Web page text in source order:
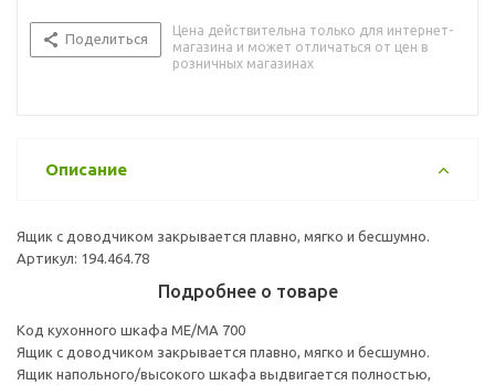
Поделиться
Цена действительна только для интернет-
магазина и может отличаться от цен в
розничных магазинах
Описание
Ящик с доводчиком закрывается плавно, мягко и бесшумно.
Артикул: 194.464.78
Подробнее о товаре
Код кухонного шкафа ME/MA 700
Ящик с доводчиком закрывается плавно, мягко и бесшумно.
Ящик напольного/высокого шкафа выдвигается полностью,